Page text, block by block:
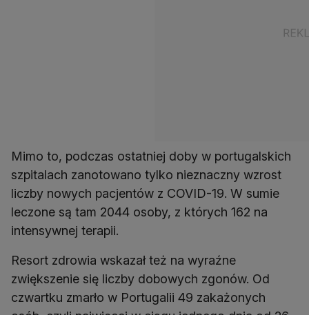
Mimo to, podczas ostatniej doby w portugalskich
szpitalach zanotowano tylko nieznaczny wzrost
liczby nowych pacjentów z COVID-19. W sumie
leczone są tam 2044 osoby, z których 162 na
intensywnej terapii.
Resort zdrowia wskazał też na wyraźne
zwiększenie się liczby dobowych zgonów. Od
czwartku zmarło w Portugalii 49 zakażonych